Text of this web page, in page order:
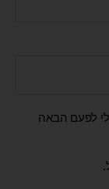
לפעם הבאה